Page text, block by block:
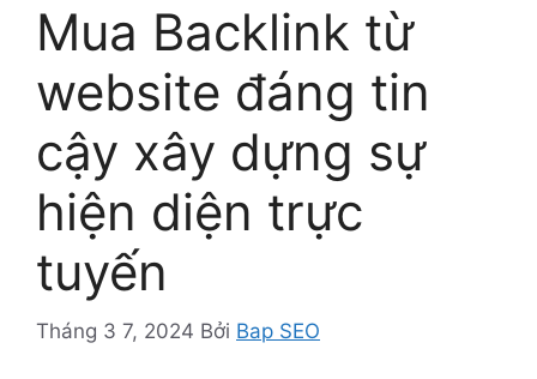
Mua Backlink từ
website đáng tin
cậy xây dựng sự
hiện diện trực
tuyến
Tháng 3 7, 2024 Bởi Bap SEO